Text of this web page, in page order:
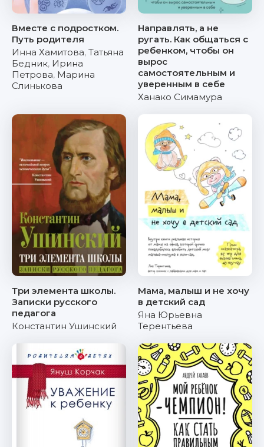
Вместе с подростком.
Путь родителя
Инна Хамитова, Татьяна
Бедник, Ирина
Петрова, Марина
Слинькова
Направлять, а не
ругать. Как общаться с
ребенком, чтобы он
вырос
самостоятельным и
уверенным в себе
Ханако Симамура
Три элемента школы.
Записки русского
педагога
Константин Ушинский
Мама, малыш и не хочу
в детский сад
Яна Юрьевна
Терентьева